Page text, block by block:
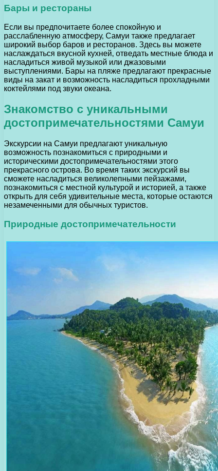
Бары и рестораны
Если вы предпочитаете более спокойную и
расслабленную атмосферу, Самуи также предлагает
широкий выбор баров и ресторанов. Здесь вы можете
наслаждаться вкусной кухней, отведать местные блюда и
насладиться живой музыкой или джазовыми
выступлениями. Бары на пляже предлагают прекрасные
виды на закат и возможность насладиться прохладными
коктейлями под звуки океана.
Знакомство с уникальными
достопримечательностями Самуи
Экскурсии на Самуи предлагают уникальную
возможность познакомиться с природными и
историческими достопримечательностями этого
прекрасного острова. Во время таких экскурсий вы
сможете насладиться великолепными пейзажами,
познакомиться с местной культурой и историей, а также
открыть для себя удивительные места, которые остаются
незамеченными для обычных туристов.
Природные достопримечательности